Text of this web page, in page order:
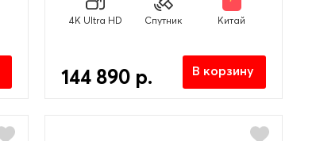
4K Ultra HD Спутник Китай
144 890 р. В корзину